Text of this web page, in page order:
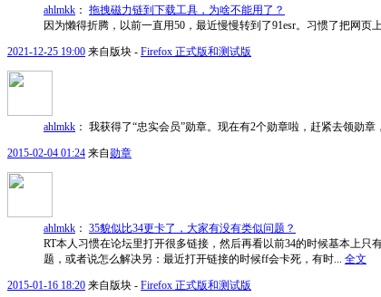
ahlmkk ： 拖拽磁力链到下载工具，为啥不能用了？
因为懒得折腾，以前一直用50，最近慢慢转到了91esr。习惯了把网
2021-12-25 19:00 来自版块 - Firefox 正式版和测试版
ahlmkk ： 我获得了“忠实会员”勋章。现在有2个勋章啦，赶紧去领勋章
2015-02-04 01:24 来自 勋章
ahlmkk ： 35貌似比34更卡了，大家有没有类似问题？
RT本人习惯在论坛里打开很多链接，然后再看以前34的时候基本上
题，或者说怎么解决另：最近打开链接的时候ff会卡死，有时... 全文
2015-01-16 18:20 来自版块 - Firefox 正式版和测试版